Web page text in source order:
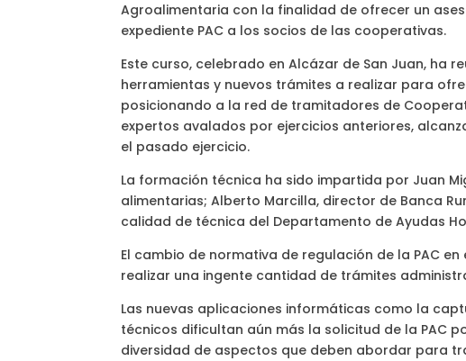
Agroalimentaria con la finalidad de ofrecer un
expediente PAC a los socios de las cooperativas.
Este curso, celebrado en Alcázar de San Juan, ha
herramientas y nuevos trámites a realizar para
posicionando a la red de tramitadores de
expertos avalados por ejercicios anteriores,
el pasado ejercicio.
La formación técnica ha sido impartida por Juan
alimentarias; Alberto Marcilla, director de Banca
calidad de técnica del Departamento de Ayudas
El cambio de normativa de regulación de la PAC
realizar una ingente cantidad de trámites
Las nuevas aplicaciones informáticas como la
técnicos dificultan aún más la solicitud de la PAC
diversidad de aspectos que deben abordar para